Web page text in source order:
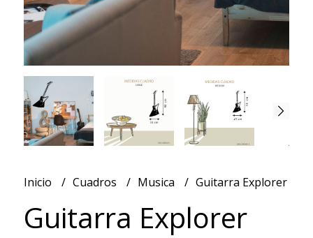
Inicio Cuadros Musica Guitarra Explorer
Guitarra Explorer